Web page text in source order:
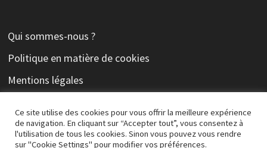
Qui sommes-nous ?
Politique en matière de cookies
Mentions légales
Ce site utilise des cookies pour vous offrir la meilleure expérience
de navigation. En cliquant sur “Accepter tout”, vous consentez à
l'utilisation de tous les cookies. Sinon vous pouvez vous rendre
sur "Cookie Settings" pour modifier vos préférences.